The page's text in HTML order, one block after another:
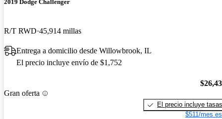
2019 Dodge Challenger
R/T RWD 45,914 millas
Entrega a domicilio desde Willowbrook, IL
El precio incluye envío de $1,752
Gran oferta
El precio incluye tasas
$511/mes